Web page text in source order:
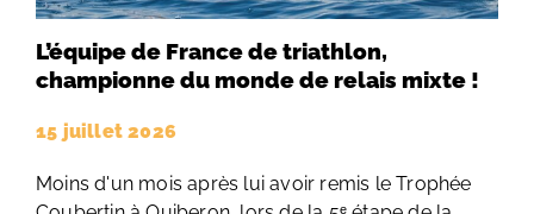
L’équipe de France de triathlon,
championne du monde de relais mixte !
15 juillet 2026
Moins d'un mois après lui avoir remis le Trophée